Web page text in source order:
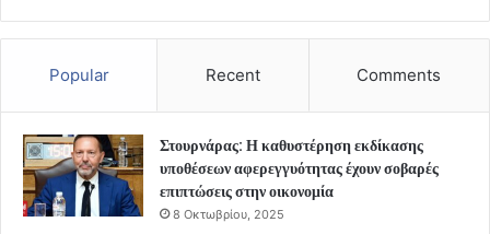
Popular Recent Comments
Στουρνάρας: Η καθυστέρηση εκδίκασης
υποθέσεων αφερεγγυότητας έχουν σοβαρές
επιπτώσεις στην οικονομία
8 Οκτωβρίου, 2025